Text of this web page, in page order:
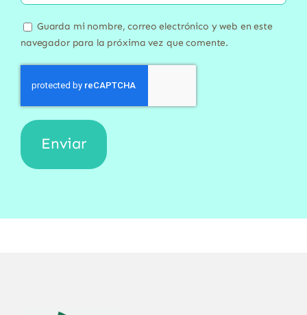
Guarda mi nombre, correo electrónico y web en este
navegador para la próxima vez que comente.